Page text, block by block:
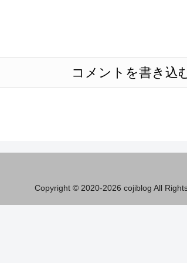
コメントを書き込
Copyright © 2020-2026 cojiblog All